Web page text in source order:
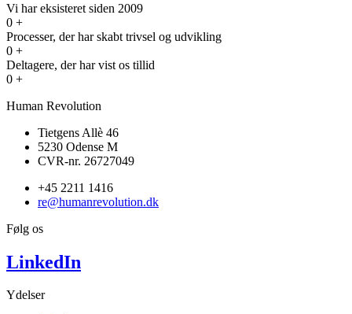
Vi har eksisteret siden 2009
0 +
Processer, der har skabt trivsel og udvikling
0 +
Deltagere, der har vist os tillid
0 +
Human Revolution
Tietgens Allè 46
5230 Odense M
CVR-nr. 26727049
+45 2211 1416
re@humanrevolution.dk
Følg os
LinkedIn
Ydelser